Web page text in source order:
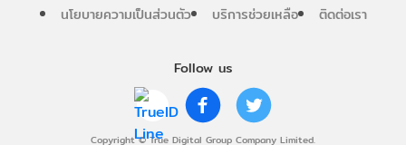
Follow us
Copyright © True Digital Group Company Limited.
นโยบายความเป็นส่วนตัว
บริการช่วยเหลือ ติดต่อเรา